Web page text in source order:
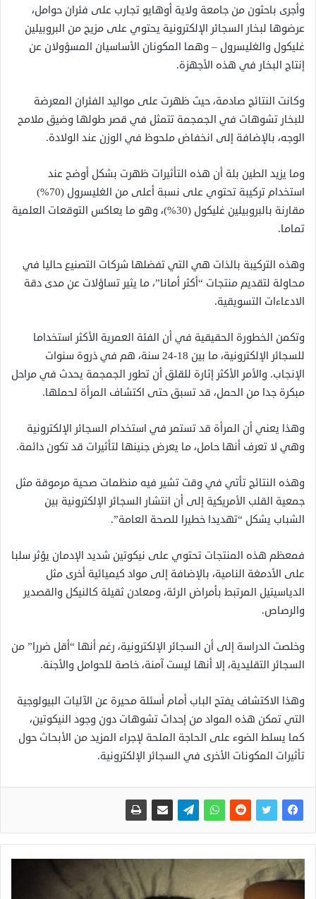
وأجرى باحثون من جامعة ولاية أوهايو تجارب على فئران حوامل،
عرضوها لبخار السجائر الإلكترونية يحتوي على مزيج من البروبيلين
غليكول والغليسرول – وهما المكونان الأساسيان المسؤولان عن
إنتاج البخار في هذه الأجهزة.
وكانت النتائج صادمة، حيث ظهرت على مواليد الفئران المعرضة
للبخار تشوهات في الجمجمة تتمثل في قصر طولها وضيق ملامح
الوجه، بالإضافة إلى انخفاض ملحوظ في الوزن عند الولادة.
وما يزيد الطين بلة أن هذه التأثيرات ظهرت بشكل أوضح عند
استخدام تركيبة تحتوي على نسبة أعلى من الغليسرول (70%)
مقارنة بالبروبيلين غليكول (30%)، وهو ما يعاكس التوقعات العلمية
تماما.
وهذه التركيبة بالذات هي التي تفضلها شركات التصنيع حاليا في
محاولة لتقديم منتجات “أكثر أمانا”، ما يثير تساؤلات عن مدى دقة
الادعاءات التسويقية.
وتكمن الخطورة الحقيقية في أن الفئة العمرية الأكثر استخداما
للسجائر الإلكترونية، ما بين 18-24 سنة، هم في ذروة سنوات
الإنجاب. والأمر الأكثر إثارة للقلق أن تطور الجمجمة يحدث في مراحل
مبكرة جدا من الحمل، قد تسبق حتى اكتشاف المرأة لحملها.
وهذا يعني أن المرأة قد تستمر في استخدام السجائر الإلكترونية
وهي لا تعرف أنها حامل، ما يعرض جنينها لتأثيرات قد تكون دائمة.
وهذه النتائج تأتي في وقت تشير فيه منظمات صحية مرموقة مثل
جمعية القلب الأمريكية إلى أن انتشار السجائر الإلكترونية بين
الشباب يشكل “تهديدا خطيرا للصحة العامة”.
فمعظم هذه المنتجات تحتوي على نيكوتين شديد الإدمان يؤثر سلبا
على الأدمغة النامية، بالإضافة إلى مواد كيميائية أخرى مثل
الدياسيتيل المرتبط بأمراض الرئة، ومعادن ثقيلة كالنيكل والقصدير
والرصاص.
وخلصت الدراسة إلى أن السجائر الإلكترونية، رغم أنها “أقل ضررا” من
السجائر التقليدية، إلا أنها ليست آمنة، خاصة للحوامل والأجنة.
وهذا الاكتشاف يفتح الباب أمام أسئلة محيرة عن الآليات البيولوجية
التي تمكن هذه المواد من إحداث تشوهات دون وجود النيكوتين،
كما يسلط الضوء على الحاجة الملحة لإجراء المزيد من الأبحاث حول
تأثيرات المكونات الأخرى في السجائر الإلكترونية.